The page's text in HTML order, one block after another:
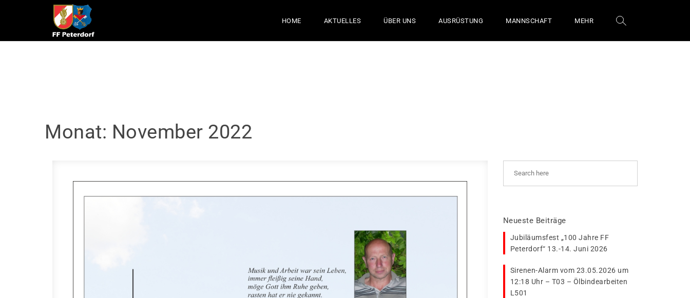
HOME
AKTUELLES ÜBER UNS AUSRÜSTUNG MANNSCHAFT MEHR
Monat: November 2022
Neueste Beiträge
Jubiläumsfest „100 Jahre FF
Peterdorf“ 13.-14. Juni 2026
Sirenen-Alarm vom 23.05.2026 um
12:18 Uhr – T03 – Ölbindearbeiten
L501